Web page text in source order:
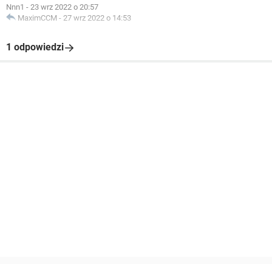
Nnn1 - 23 wrz 2022 o 20:57
MaximCCM - 27 wrz 2022 o 14:53
1 odpowiedzi